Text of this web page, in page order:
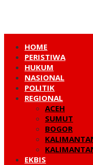
HOME
PERISTIWA
HUKUM
NASIONAL
POLITIK
REGIONAL
ACEH
SUMUT
BOGOR
EKBIS